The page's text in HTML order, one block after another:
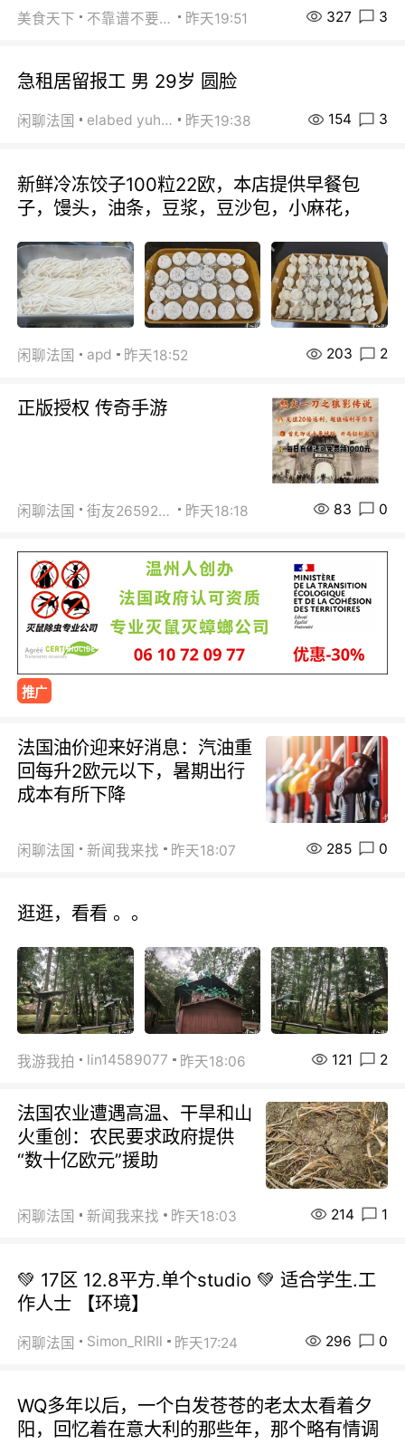
美食天下 不靠谱不要联系 昨天19:51 327 3
急租居留报工 男 29岁 圆脸
闲聊法国 elabed yuhua 昨天19:38 154 3
新鲜冷冻饺子100粒22欧，本店提供早餐包
子，馒头，油条，豆浆，豆沙包，小麻花，
闲聊法国 apd 昨天18:52 203 2
正版授权 传奇手游
闲聊法国 街友26592800 昨天18:18 83 0
推广
法国油价迎来好消息：汽油重
回每升2欧元以下，暑期出行
成本有所下降
闲聊法国 新闻我来找 昨天18:07 285 0
逛逛，看看 。。
我游我拍 lin14589077 昨天18:06 121 2
法国农业遭遇高温、干旱和山
火重创：农民要求政府提供
“数十亿欧元”援助
闲聊法国 新闻我来找 昨天18:03 214 1
💚 17区 12.8平方.单个studio 💚 适合学生.工
作人士 【环境】
闲聊法国 Simon_RIRIl 昨天17:24 296 0
WQ多年以后，一个白发苍苍的老太太看着夕
阳，回忆着在意大利的那些年，那个略有情调